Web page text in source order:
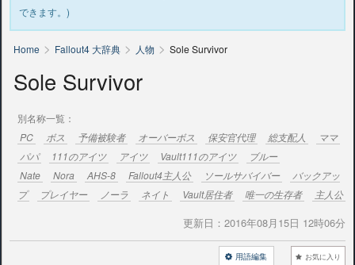
できます。)
Home > Fallout4 大辞典 > 人物 > Sole Survivor
Sole Survivor
別名称一覧：
PC
ボス 予備被験者 オーバーボス 保安官代理 総支配人
ママ
パパ
111のアイツ アイツ Vault111のアイツ
ブルー
Nate
Nora AHS-8 Fallout4主人公 ソールサバイバー
バックアッ
プ
プレイヤー ノーラ ネイト Vault居住者 唯一の生存者 主人公
更新日： 2016年08月15日 12時06分
お気に入り
用語編集